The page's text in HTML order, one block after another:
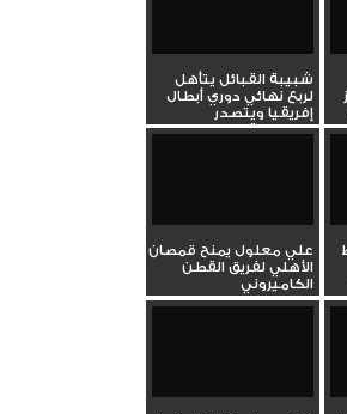
شبيبة القبائل يتأهل
لربع نهائي دوري أبطال
إفريقيا ويتصدر
مجموعة...
علي معلول يمنح قمصان
الأهلي لفريق القطن
الكاميروني